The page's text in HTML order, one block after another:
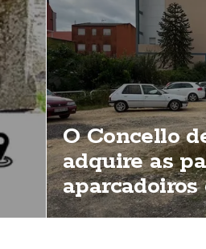
O Concello
adquire as
Bouzas